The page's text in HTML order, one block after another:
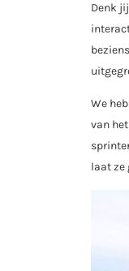
Denk
We
van
laat ze